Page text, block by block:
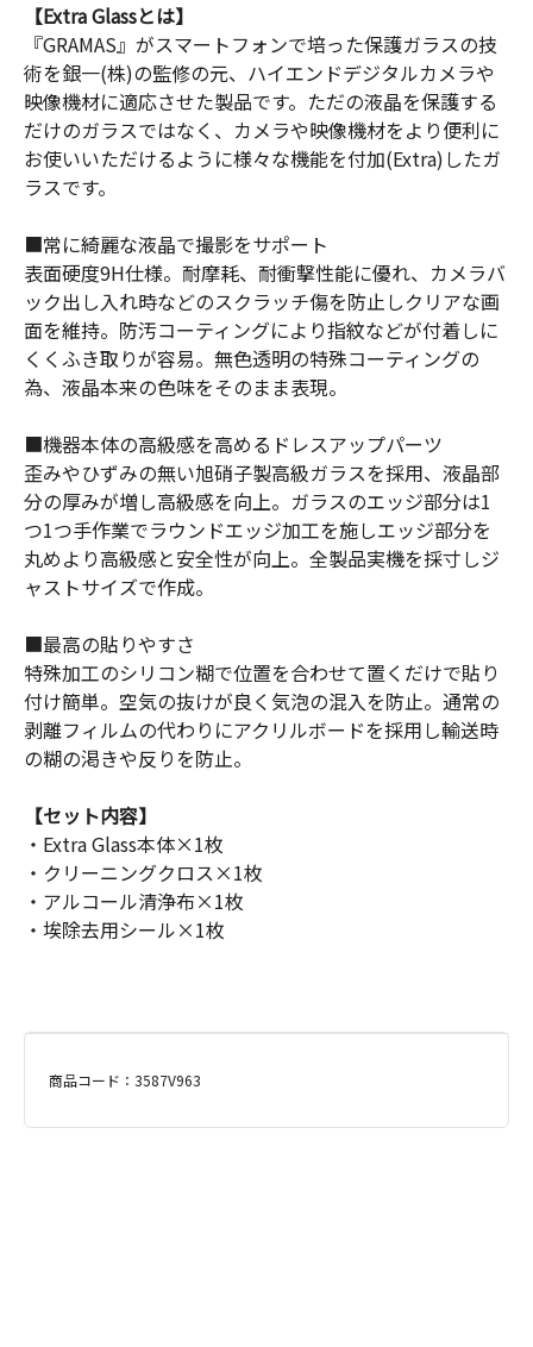
【Extra Glassとは】
『GRAMAS』がスマートフォンで培った保護ガラスの技
術を銀一(株)の監修の元、ハイエンドデジタルカメラや
映像機材に適応させた製品です。ただの液晶を保護する
だけのガラスではなく、カメラや映像機材をより便利に
お使いいただけるように様々な機能を付加(Extra)したガ
ラスです。
■常に綺麗な液晶で撮影をサポート
表面硬度9H仕様。耐摩耗、耐衝撃性能に優れ、カメラバ
ック出し入れ時などのスクラッチ傷を防止しクリアな画
面を維持。防汚コーティングにより指紋などが付着しに
くくふき取りが容易。無色透明の特殊コーティングの
為、液晶本来の色味をそのまま表現。
■機器本体の高級感を高めるドレスアップパーツ
歪みやひずみの無い旭硝子製高級ガラスを採用、液晶部
分の厚みが増し高級感を向上。ガラスのエッジ部分は1
つ1つ手作業でラウンドエッジ加工を施しエッジ部分を
丸めより高級感と安全性が向上。全製品実機を採寸しジ
ャストサイズで作成。
■最高の貼りやすさ
特殊加工のシリコン糊で位置を合わせて置くだけで貼り
付け簡単。空気の抜けが良く気泡の混入を防止。通常の
剥離フィルムの代わりにアクリルボードを採用し輸送時
の糊の渇きや反りを防止。
【セット内容】
・Extra Glass本体×1枚
・クリーニングクロス×1枚
・アルコール清浄布×1枚
・埃除去用シール×1枚
商品コード：3587V963